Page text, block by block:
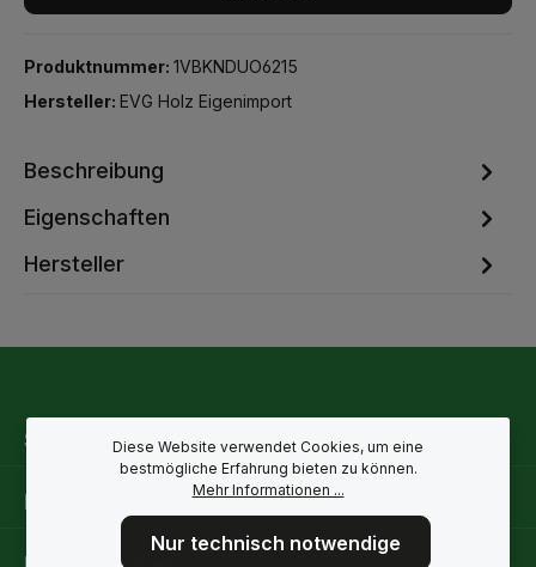
Produktnummer: 1VBKNDUO6215
Hersteller: EVG Holz Eigenimport
Beschreibung
Eigenschaften
Hersteller
Service-Hotline
Rechtliche Hinweise
Diese Website verwendet Cookies, um eine
bestmögliche Erfahrung bieten zu können.
Mehr Informationen ...
Nur technisch notwendige